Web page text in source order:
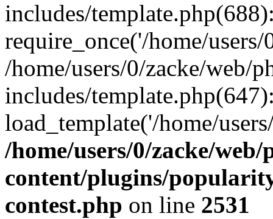
includes/
require_once('/home/
/home/users/0/zacke/web/
includes/
load_template('/home/
/home/users/0/zacke/
content/plugins/
contest.php on line 2531